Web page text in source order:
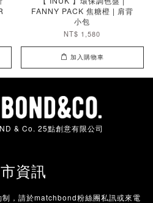
FANNY PACK 焦糖橙 | 肩背
小包
NT$ 1,580
加入購物車
& Co. 25點創意有限公司
資訊
，請於matchbond粉絲團私訊或來電